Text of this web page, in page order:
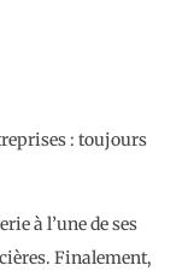
à l’une de ses
Finalement,